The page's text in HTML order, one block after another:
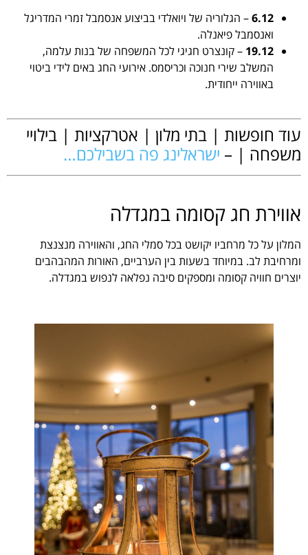
6.12– הגלוריה של ויואלדי בביצוע אנסמבל זמרי המדריגל
ואנסמבל פיאנלה.
19.12 – קונצרט חגיגי לכל המשפחה של בנות עלמה,
המשלב שירי חנוכה וכריסמס. אירועי החג באים לידי ביטוי
באווירה ייחודית.
עוד חופשות | בתי מלון | אטרקציות | בילויי
משפחה | – ישראלינג פה בשבילכם…
אווירת חג קסומה במגדלה
המלון על כל מרחביו יקושט בכל סמלי החג, והאווירה מנצנצת
ומרחיבת לב. במיוחד בשעות בין הערביים, האורות המהבהבים
יוצרים חוויה קסומה ומספקים סיבה נפלאה לנפוש במגדלה.